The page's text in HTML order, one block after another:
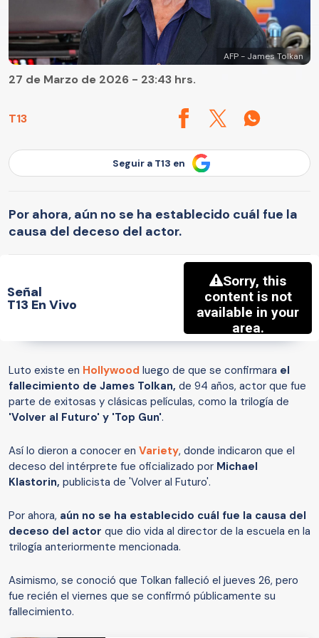
AFP - James Tolkan
T13
27 de Marzo de 2026 - 23:43 hrs.
Seguir a T13 en
Por ahora, aún no se ha establecido cuál fue la
causa del deceso del actor.
Señal
T13 En Vivo
Luto existe en Hollywood luego de que se confirmara el
fallecimiento de James Tolkan, de 94 años, actor que fue
parte de exitosas y clásicas películas, como la trilogía de
'Volver al Futuro' y 'Top Gun'.
Así lo dieron a conocer en Variety, donde indicaron que el
deceso del intérprete fue oficializado por Michael
Klastorin, publicista de 'Volver al Futuro'.
Por ahora, aún no se ha establecido cuál fue la causa del
deceso del actor que dio vida al director de la escuela en la
trilogía anteriormente mencionada.
Asimismo, se conoció que Tolkan falleció el jueves 26, pero
fue recién el viernes que se confirmó públicamente su
fallecimiento.